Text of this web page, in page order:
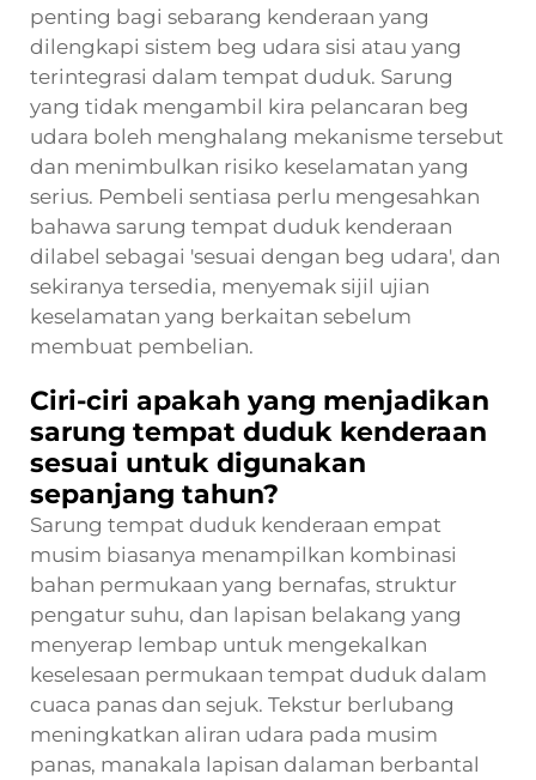
penting bagi sebarang kenderaan yang
dilengkapi sistem beg udara sisi atau yang
terintegrasi dalam tempat duduk. Sarung
yang tidak mengambil kira pelancaran beg
udara boleh menghalang mekanisme tersebut
dan menimbulkan risiko keselamatan yang
serius. Pembeli sentiasa perlu mengesahkan
bahawa sarung tempat duduk kenderaan
dilabel sebagai 'sesuai dengan beg udara', dan
sekiranya tersedia, menyemak sijil ujian
keselamatan yang berkaitan sebelum
membuat pembelian.
Ciri-ciri apakah yang menjadikan
sarung tempat duduk kenderaan
sesuai untuk digunakan
sepanjang tahun?
Sarung tempat duduk kenderaan empat
musim biasanya menampilkan kombinasi
bahan permukaan yang bernafas, struktur
pengatur suhu, dan lapisan belakang yang
menyerap lembap untuk mengekalkan
keselesaan permukaan tempat duduk dalam
cuaca panas dan sejuk. Tekstur berlubang
meningkatkan aliran udara pada musim
panas, manakala lapisan dalaman berbantal